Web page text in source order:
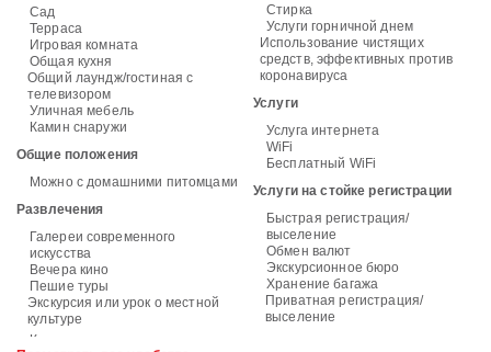
Сад
Терраса
Игровая комната
Общая кухня
Общий лаундж/гостиная с
телевизором
Уличная мебель
Камин снаружи
Общие положения
Можно с домашними питомцами
Развлечения
Галереи современного
искусства
Вечера кино
Пешие туры
Экскурсия или урок о местной
культуре
Стирка
Услуги горничной днем
Использование чистящих
средств, эффективных против
коронавируса
Услуги
Услуга интернета
WiFi
Бесплатный WiFi
Услуги на стойке регистрации
Быстрая регистрация/
выселение
Обмен валют
Экскурсионное бюро
Хранение багажа
Приватная регистрация/
выселение